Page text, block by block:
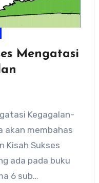
Mengatasi
Kegagalan-
akan membahas
Kisah Sukses
ada pada buku
6 sub…